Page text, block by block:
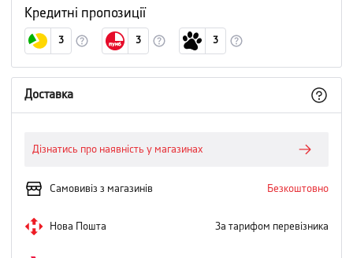
Кредитні пропозиції
3 3 3
Доставка
Дізнатись про наявність у магазинах
Самовивіз з магазинів Безкоштовно
Нова Пошта За тарифом перевізника